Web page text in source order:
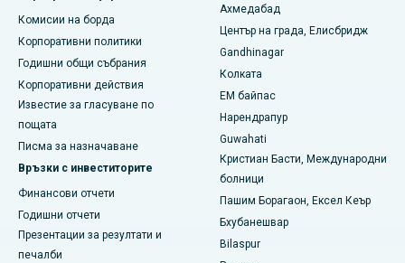
Най-добрата болница в Манагари, Караикуди
Най-добрата болница в Арепали, Варангал
Най-добрата болница в колония Арера, Бхопал
Най-добрата болница в Джаянагар, Бангалор
Най-добрата болница в КК Нагар, Мадурай
Най-добрата болница в Ramji Nagar, Nellore
Най-добрата болница в Сектор-19, Руркела
Комисии на борда
Корпоративни политики
Годишни общи събрания
Корпоративни действия
Известие за гласуване по
пощата
Писма за назначаване
Връзки с инвеститорите
Финансови отчети
Годишни отчети
Презентации за резултати и
печалби
Ахмедабад
Център на града, Елисбридж
Gandhinagar
Колката
EM байпас
Нарендрапур
Guwahati
Кристиан Басти, Международни
болници
Пашим Борагаон, Ексел Кеър
Бхубанешвар
Bilaspur